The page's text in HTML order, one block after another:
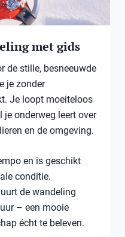
met gids
de stille, besneeuwde
je zonder
Je loopt moeiteloos
je onderweg leert over
en de omgeving.
en is geschikt
conditie.
de wandeling
– een mooie
écht te beleven.